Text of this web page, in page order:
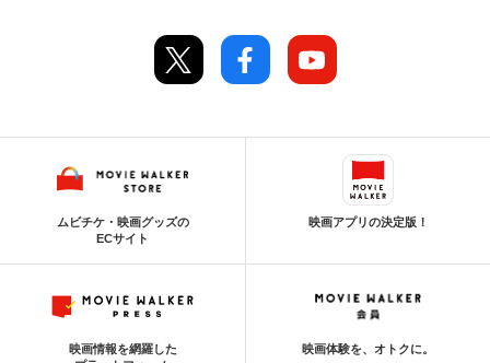
ムビチケ・映画グッズの
ECサイト
映画アプリの決定版！
映画情報を網羅した
映画体験を、オトクに。